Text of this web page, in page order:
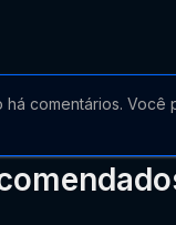
há comentários. Você